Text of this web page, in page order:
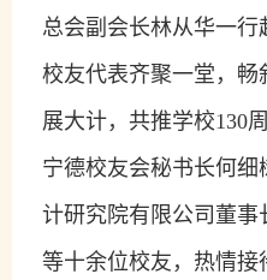
总会副会长林从华一
校友代表齐聚一堂，
展大计，共推学校130
宁德校友会秘书长何
计研究院有限公司董
等十余位校友，热情接